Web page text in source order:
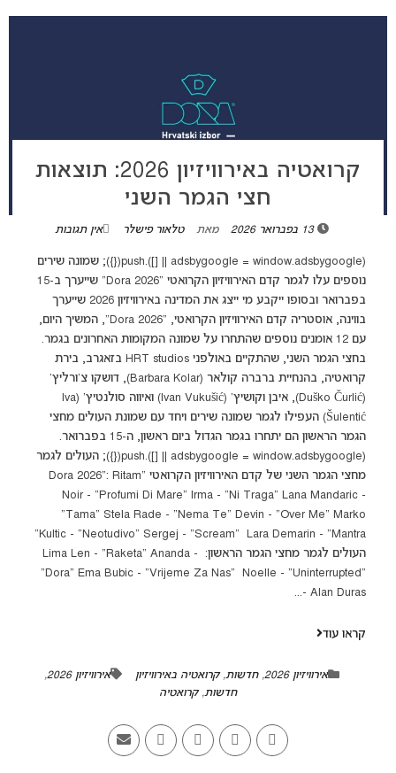
קרואטיה באירוויזיון 2026: תוצאות
חצי הגמר השני
13 בפברואר 2026 מאת טלאור פישלר אין תגובות
(adsbygoogle = window.adsbygoogle || []).push({}); שמונה שירים
נוספים עלו לגמר קדם האירוויזיון הקרואטי "Dora 2026" שייערך ב-15
בפברואר ובסופו ייקבע מי ייצג את המדינה באירוויזיון 2026 שייערך
בווינה, אוסטריה קדם האירוויזיון הקרואטי, "Dora 2026", המשיך היום,
עם 12 אומנים נוספים שהתחרו על שמונה המקומות האחרונים בגמר.
בחצי הגמר השני, שהתקיים באולפני HRT studios בזאגרב, בירת
קרואטיה, בהנחיית ברברה קולאר (Barbara Kolar), דושקו צ'ורליץ'
(Duško Čurlić), איבן וקושיץ' (Ivan Vukušić) ואיווה סולנטיץ' (Iva
Šulentić) העפילו לגמר שמונה שירים ויחד עם שמונת העולים מחצי
הגמר הראשון הם יתחרו בגמר הגדול ביום ראשון, ה-15 בפברואר.
(adsbygoogle = window.adsbygoogle || []).push({}); העולים לגמר
מחצי הגמר השני של קדם האירוויזיון הקרואטי "Dora 2026": Ritam
Noir - "Profumi Di Mare" Irma - "Ni Traga" Lana Mandaric -
"Tama" Stela Rade - "Nema Te" Devin - "Over Me" Marko
Kultic - "Neotudivo" Sergej - "Scream" Lara Demarin - "Mantra"
העולים לגמר מחצי הגמר הראשון: Lima Len - "Raketa" Ananda -
"Dora" Ema Bubic - "Vrijeme Za Nas" Noelle - "Uninterrupted"
Alan Duras -...
קראו עוד
אירוויזיון 2026 ,חדשות,קרואטיה באירוויזיון אירוויזיון 2026
,
חדשות,קרואטיה